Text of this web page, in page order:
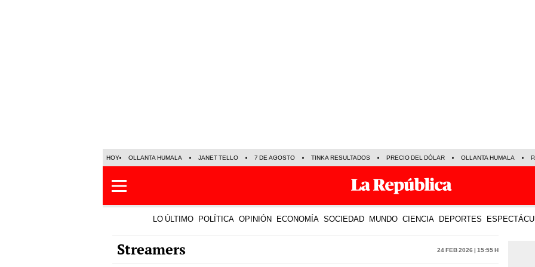
HOY OLLANTA HUMALA JANET TELLO 7 DE AGOSTO TINKA RESULTADOS PRECIO DEL DÓLAR OLLANTA HUMALA
LO ÚLTIMO POLÍTICA OPINIÓN ECONOMÍA SOCIEDAD MUNDO CIENCIA DEPORTES
Streamers 24 Feb 2026 | 15:55 h